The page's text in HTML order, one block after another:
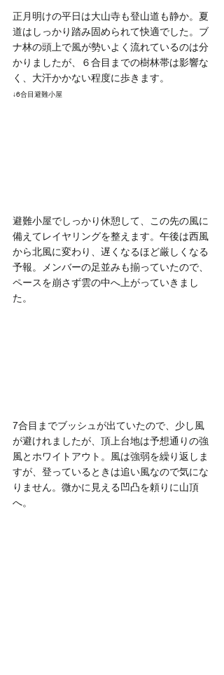
正月明けの平日は大山寺も登山道も静か。夏
道はしっかり踏み固められて快適でした。ブ
ナ林の頭上で風が勢いよく流れているのは分
かりましたが、６合目までの樹林帯は影響な
く、大汗かかない程度に歩きます。
↓6合目避難小屋
避難小屋でしっかり休憩して、この先の風に
備えてレイヤリングを整えます。午後は西風
から北風に変わり、遅くなるほど厳しくなる
予報。メンバーの足並みも揃っていたので、
ペースを崩さず雲の中へ上がっていきまし
た。
7合目までブッシュが出ていたので、少し風
が避けれましたが、頂上台地は予想通りの強
風とホワイトアウト。風は強弱を繰り返しま
すが、登っているときは追い風なので気にな
りません。微かに見える凹凸を頼りに山頂
へ。